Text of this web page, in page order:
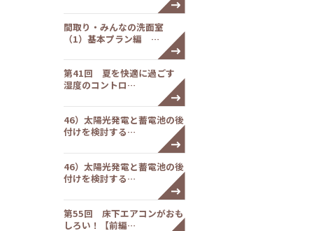
間取り・みんなの洗面室
（1）基本プラン編 …
第41回 夏を快適に過ごす
湿度のコントロ…
46）太陽光発電と蓄電池の後
付けを検討する…
46）太陽光発電と蓄電池の後
付けを検討する…
第55回 床下エアコンがおも
しろい！【前編…